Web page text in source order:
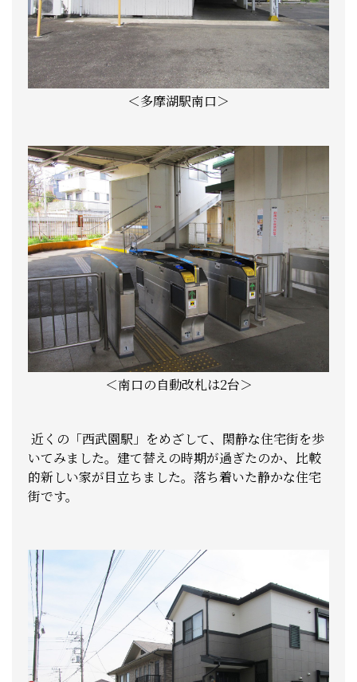
＜多摩湖駅南口＞
＜南口の自動改札は2台＞
近くの「西武園駅」をめざして、閑静な住宅街を歩
いてみました。建て替えの時期が過ぎたのか、比較
的新しい家が目立ちました。落ち着いた静かな住宅
街です。